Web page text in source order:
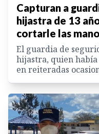
Capturan a
hijastra de 13
cortarle las
El guardia de
hijastra, quien
en reiteradas